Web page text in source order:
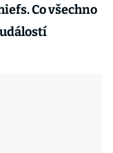
Co všechno